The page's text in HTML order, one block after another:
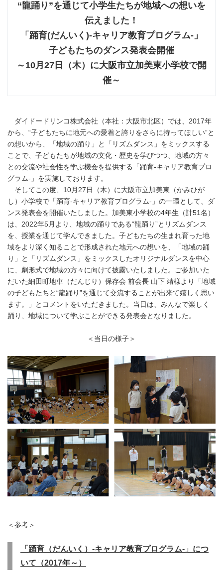
“龍踊り”を通じて小学生たちが地域への想いを
伝えました！
「踊育(だんいく)-キャリア教育プログラム-」
子どもたちのダンス発表会開催
～10月27日（木）に大阪市立加美東小学校で開
催～
ダイドードリンコ株式会社（本社：大阪市北区）では、2017年
から、“子どもたちに地元への愛着と誇りをさらに持ってほしい”と
の想いから、「地域の踊り」と「リズムダンス」をミックスする
ことで、子どもたちが地域の文化・歴史を学びつつ、地域の方々
との交流や社会性を学ぶ機会を提供する「踊育-キャリア教育プロ
グラム-」を実施しております。
そしてこの度、10月27日（木）に大阪市立加美東（かみひが
し）小学校で「踊育-キャリア教育プログラム-」の一環として、ダ
ンス発表会を開催いたしました。加美東小学校の4年生（計51名）
は、2022年5月より、地域の踊りである“龍踊り”とリズムダンス
を、授業を通じて学んできました。子どもたちの生まれ育った地
域をより深く知ることで形成された地元への想いを、「地域の踊
り」と「リズムダンス」をミックスしたオリジナルダンスを中心
に、劇形式で地域の方々に向けて披露いたしました。ご参加いた
だいた細田町地車（だんじり）保存会 前会長 山下 靖様より「地域
の子どもたちと“龍踊り”を通じて交流することが出来て嬉しく思い
ます。」とコメントをいただきました。当日は、みんなで楽しく
踊り、地域について学ぶことができる発表会となりました。
＜当日の様子＞
＜参考＞
「踊育（だんいく）‐キャリア教育プログラム‐」につ
いて（2017年～）